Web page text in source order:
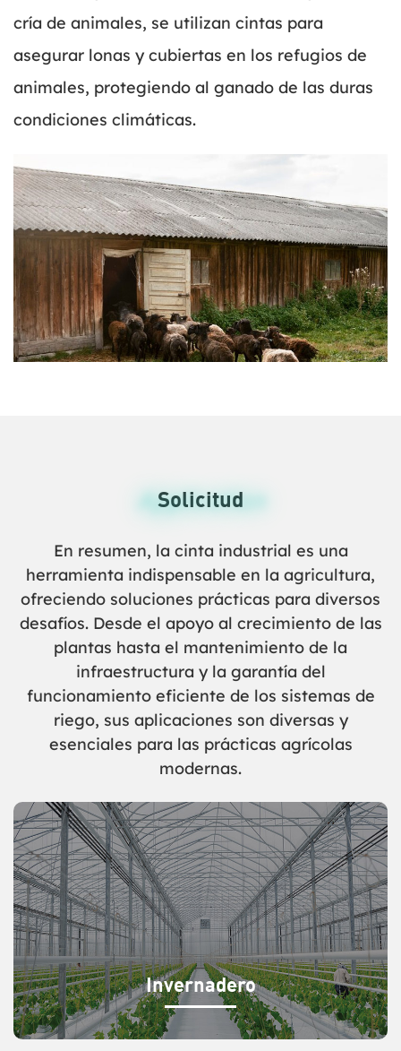
cría de animales, se utilizan cintas para
asegurar lonas y cubiertas en los refugios de
animales, protegiendo al ganado de las duras
condiciones climáticas.
Solicitud
Application
En resumen, la cinta industrial es una
herramienta indispensable en la agricultura,
ofreciendo soluciones prácticas para diversos
desafíos. Desde el apoyo al crecimiento de las
plantas hasta el mantenimiento de la
infraestructura y la garantía del
funcionamiento eficiente de los sistemas de
riego, sus aplicaciones son diversas y
esenciales para las prácticas agrícolas
modernas.
Invernadero